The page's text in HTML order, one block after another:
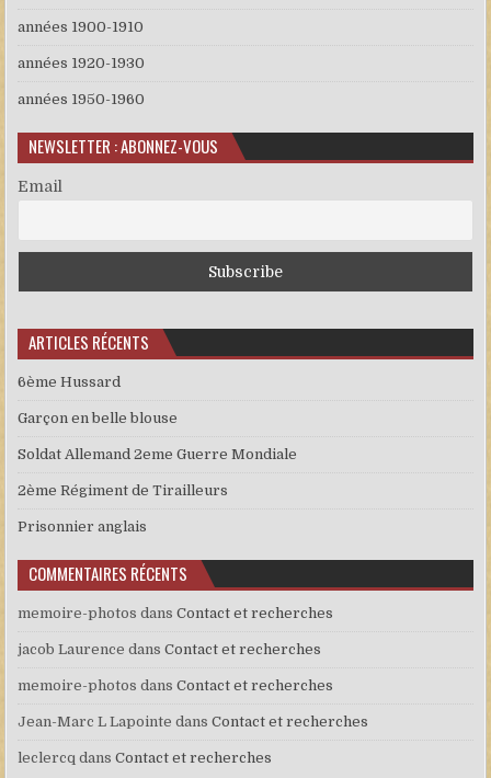
années 1900-1910
années 1920-1930
années 1950-1960
NEWSLETTER : ABONNEZ-VOUS
Email
ARTICLES RÉCENTS
6ème Hussard
Garçon en belle blouse
Soldat Allemand 2eme Guerre Mondiale
2ème Régiment de Tirailleurs
Prisonnier anglais
COMMENTAIRES RÉCENTS
memoire-photos dansContact et recherches
jacob Laurence dansContact et recherches
memoire-photos dansContact et recherches
Jean-Marc L Lapointe dansContact et recherches
leclercq dansContact et recherches